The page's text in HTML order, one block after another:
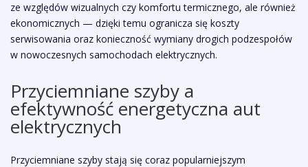
ze względów wizualnych czy komfortu termicznego, ale również
ekonomicznych — dzięki temu ogranicza się koszty
serwisowania oraz konieczność wymiany drogich podzespołów
w nowoczesnych samochodach elektrycznych.
Przyciemniane szyby a
efektywność energetyczna aut
elektrycznych
Przyciemniane szyby stają się coraz popularniejszym